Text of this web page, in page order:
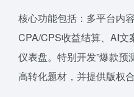
核心功能包括：多平台内
CPA/CPS收益结算、AI文
仪表盘。特别开发”爆款预
高转化题材，并提供版权